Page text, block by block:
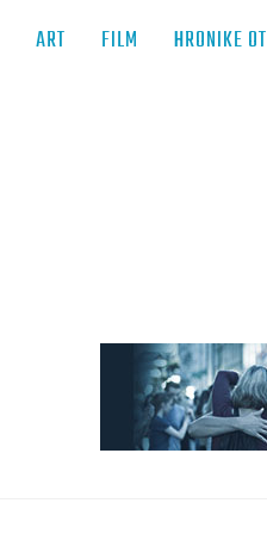
ART FILM HRONIKE